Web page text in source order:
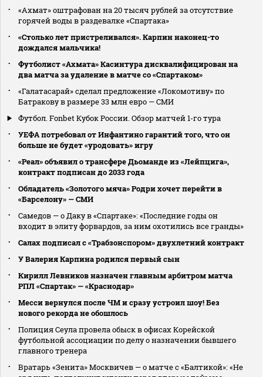
«Ахмат» оштрафован на 20 тысяч рублей за отсутствие
горячей воды в раздевалке «Спартака»
«Столько лет пристреливался». Карпин наконец-то
дождался мальчика!
Футболист «Ахмата» Касинтура дисквалифицирован на
два матча за удаление в матче со «Спартаком»
«Галатасарай» сделал предложение «Локомотиву» по
Батракову в размере 33 млн евро — СМИ
Футбол. Fonbet Кубок России. Обзор матчей 1-го тура
УЕФА потребовал от Инфантино гарантий того, что он
больше не будет «уродовать» игру
«Реал» объявил о трансфере Дьоманде из «Лейпцига»,
контракт подписан до 2033 года
Обладатель «Золотого мяча» Родри хочет перейти в
«Барселону» — СМИ
Самедов — о Даку в «Спартаке»: «Последние годы он
входит в элиту форвардов, за ним охотились все гранды»
Салах подписал с «Трабзонспором» двухлетний контракт
У Валерия Карпина родился первый сын
Кирилл Левников назначен главным арбитром матча
РПЛ «Спартак» — «Краснодар»
Месси вернулся после ЧМ и сразу устроил шоу! Без
нового рекорда не обошлось
Полиция Сеула провела обыск в офисах Корейской
футбольной ассоциации по делу о назначении бывшего
главного тренера
Вратарь «Зенита» Москвичев — о матче с «Балтикой»: «Не